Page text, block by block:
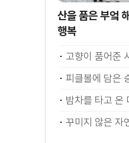
산을 품은 부엌
행복
피클볼에 담은
밤차를 타고 온
꾸미지 않은 자